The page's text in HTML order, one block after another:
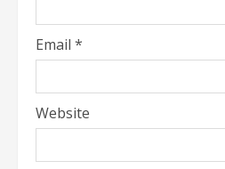
Email *
Website